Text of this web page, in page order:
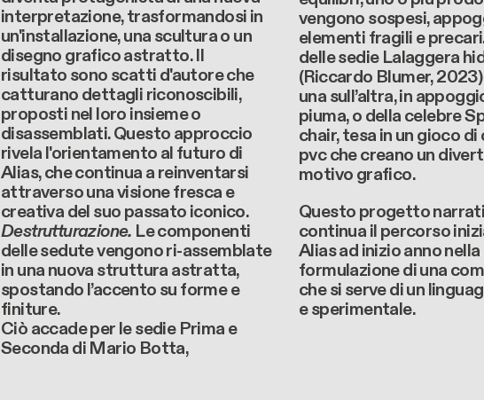
interpretazione, trasformandosi in
un'installazione, una scultura o un
disegno grafico astratto. Il
risultato sono scatti d'autore che
catturano dettagli riconoscibili,
proposti nel loro insieme o
disassemblati. Questo approccio
rivela l'orientamento al futuro di
Alias, che continua a reinventarsi
attraverso una visione fresca e
creativa del suo passato iconico.
Destrutturazione. Le componenti
delle sedute vengono ri-assemblate
in una nuova struttura astratta,
spostando l’accento su forme e
finiture.
Ciò accade per le sedie Prima e
Seconda di Mario Botta,
vengono sospesi,
elementi fragili e
delle sedie Lalaggera
(Riccardo Blumer,
una sull’altra, in
piuma, o della celebre
chair, tesa in un gioco
pvc che creano un
motivo grafico.
Questo progetto
continua il percorso
Alias ad inizio anno nella
formulazione di una
che si serve di un
e sperimentale.